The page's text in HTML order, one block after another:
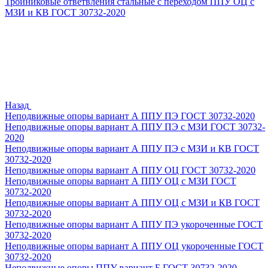
МЗИ и КВ ГОСТ 30732-2020
Назад
Неподвижные опоры вариант А ППУ ПЭ ГОСТ 30732-2020
Неподвижные опоры вариант А ППУ ПЭ с МЗИ ГОСТ 30732-
2020
Неподвижные опоры вариант А ППУ ПЭ с МЗИ и КВ ГОСТ
30732-2020
Неподвижные опоры вариант А ППУ ОЦ ГОСТ 30732-2020
Неподвижные опоры вариант А ППУ ОЦ с МЗИ ГОСТ
30732-2020
Неподвижные опоры вариант А ППУ ОЦ с МЗИ и КВ ГОСТ
30732-2020
Неподвижные опоры вариант А ППУ ПЭ укороченные ГОСТ
30732-2020
Неподвижные опоры вариант А ППУ ОЦ укороченные ГОСТ
30732-2020